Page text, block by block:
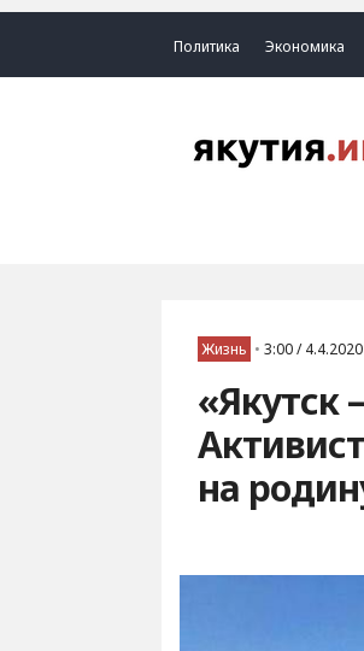
Политика Экономика
Жизнь • 3:00 / 4.4.2020
«Якутск
на